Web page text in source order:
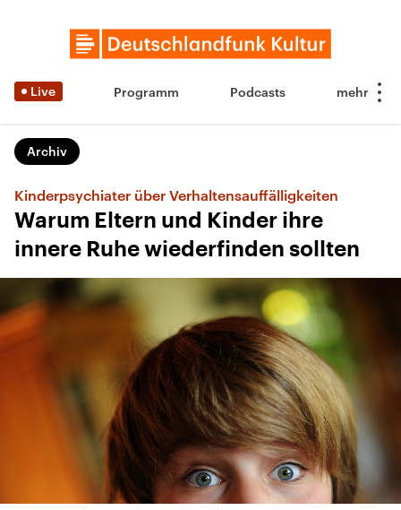
Live Programm Podcasts
Archiv
Kinderpsychiater über Verhaltensauffälligkeiten
Warum Eltern und Kinder ihre
innere Ruhe wiederfinden sollten